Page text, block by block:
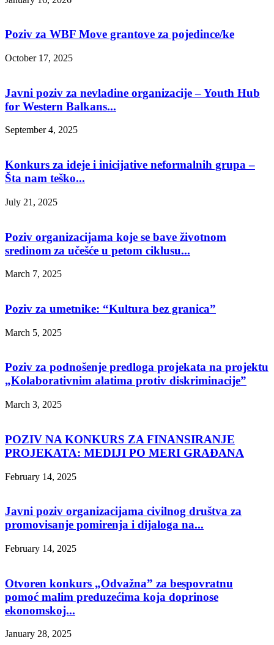
Poziv za WBF Move grantove za pojedince/ke
October 17, 2025
Javni poziv za nevladine organizacije – Youth Hub
for Western Balkans...
September 4, 2025
Konkurs za ideje i inicijative neformalnih grupa –
Šta nam teško...
July 21, 2025
Poziv organizacijama koje se bave životnom
sredinom za učešće u petom ciklusu...
March 7, 2025
Poziv za umetnike: “Kultura bez granica”
March 5, 2025
Poziv za podnošenje predloga projekata na projektu
„Kolaborativnim alatima protiv diskriminacije”
March 3, 2025
POZIV NA KONKURS ZA FINANSIRANJE
PROJEKATA: MEDIJI PO MERI GRAĐANA
February 14, 2025
Javni poziv organizacijama civilnog društva za
promovisanje pomirenja i dijaloga na...
February 14, 2025
Otvoren konkurs „Odvažna” za bespovratnu
pomoć malim preduzećima koja doprinose
ekonomskoj...
January 28, 2025